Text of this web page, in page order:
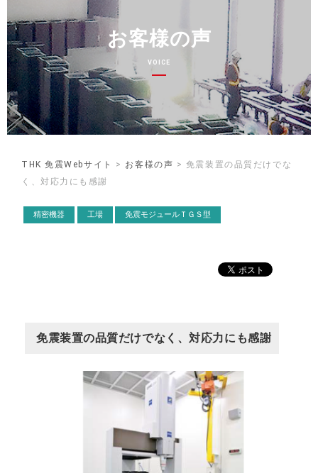
お客様の声
VOICE
THK 免震Webサイト > お客様の声 > 免震装置の品質だけでな
く、対応力にも感謝
精密機器 工場 免震モジュールＴＧＳ型
免震装置の品質だけでなく、対応力にも感謝